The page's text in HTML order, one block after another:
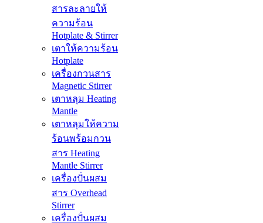
สารละลายให้
ความร้อน
Hotplate & Stirrer
เตาให้ความร้อน
Hotplate
เครื่องกวนสาร
Magnetic Stirrer
เตาหลุม Heating
Mantle
เตาหลุมให้ความ
ร้อนพร้อมกวน
สาร Heating
Mantle Stirrer
เครื่องปั่นผสม
สาร Overhead
Stirrer
เครื่องปั่นผสม